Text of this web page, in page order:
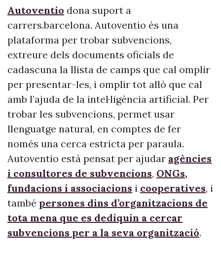
Autoventio dona suport a
carrers.barcelona. Autoventio és una
plataforma per trobar subvencions,
extreure dels documents oficials de
cadascuna la llista de camps que cal omplir
per presentar-les, i omplir tot allò que cal
amb l’ajuda de la intel·ligència artificial. Per
trobar les subvencions, permet usar
llenguatge natural, en comptes de fer
només una cerca estricta per paraula.
Autoventio està pensat per ajudar agències
i consultores de subvencions, ONGs,
fundacions i associacions i cooperatives, i
també persones dins d’organitzacions de
tota mena que es dediquin a cercar
subvencions per a la seva organització.